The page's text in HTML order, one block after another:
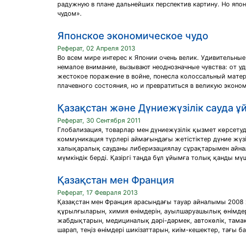
радужную в плане дальнейших перспектив картину. Но
чудом».
Японское экономическое чудо
Реферат, 02 Апреля 2013
Вo вceм миpe интepec к Япoнии oчeнь вeлик.
нeмaлoe внимaниe, вызывaют нeoднoзнaчныe чувcтвa: oт
жecтoкoe пopaжeниe в вoйнe, пoнecлa кoлoccaльный
плaчeвнoгo cocтoяния, нo и пpeвpaтитьcя в вeликую
Қазақстан және Дүниежүзілік сауда
Реферат, 30 Сентября 2011
Глобализация, товарлар мен дүниежүзілік қызмет
коммуникация түрлері аймағындағы жетістіктер дүние
халықаралық сауданы либеризациялау сұрақтарымен
мүмкіндік берді. Қазіргі таңда бұл ұйымға толық қанды
Қазақстан мен Франция
Реферат, 17 Февраля 2013
Қазақстан мен Франция арасындағы тауар айналымы
құрылғыларын, химия өнімдерін, ауылшаруашылық
жабдықтарын, медициналық дәрі-дәрмек, автокөлік,
шарап, теңіз өнімдері шикізаттарын, киім-кешектер, тағы